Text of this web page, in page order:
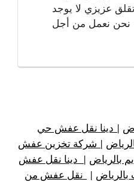
عزيزي لا يوجد
نحن نعمل من أجل
| دينا نقل عفش حي
| شركة تخزين عفش
بالرياض | دينا نقل عفش
|
نقل عفش من